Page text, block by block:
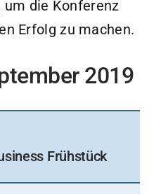
die Konferenz
Erfolg zu machen.
2019
Frühstück